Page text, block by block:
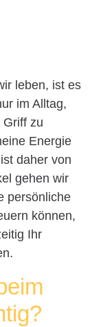
leben, ist es
im Alltag,
zu
Energie
daher von
gehen wir
persönliche
können,
Ihr